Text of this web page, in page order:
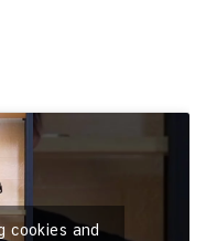
cookies and